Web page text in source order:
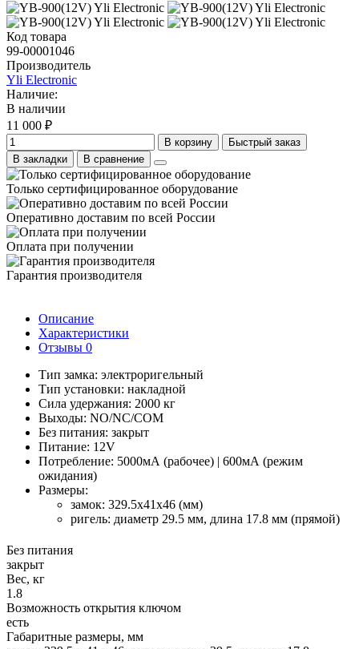
Код товара
99-00001046
Производитель
Yli Electronic
Наличие:
В наличии
11 000 ₽
В корзину
Быстрый заказ
В закладки
В сравнение
Только сертифицированное оборудование
Оперативно доставим по всей России
Оплата при получении
Гарантия производителя
Описание
Характеристики
Отзывы 0
Тип замка: электроригельный
Тип установки: накладной
Сила удержания: 2000 кг
Выходы: NO/NC/COM
Без питания: закрыт
Питание: 12V
Потребление: 5000мА (рабочее) | 600мА (режим
ожидания)
Размеры:
замок: 329.5x41x46 (мм)
ригель: диаметр 29.5 мм, длина 17.8 мм (прямой)
Без питания
закрыт
Вес, кг
1.8
Возможность открытия ключом
есть
Габаритные размеры, мм